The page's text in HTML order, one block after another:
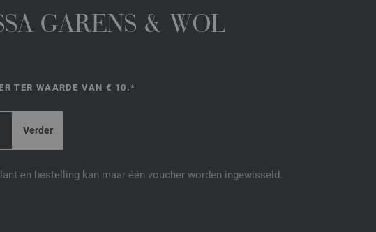
GARENS & WOL
TER WAARDE VAN € 10.*
en bestelling kan maar één voucher worden ingewisseld.